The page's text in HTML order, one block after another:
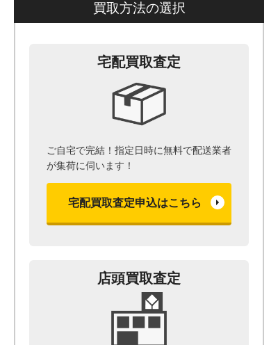
買取方法の選択
宅配買取査定
ご自宅で完結！指定日時に無料で配送業者
が集荷に伺います！
宅配買取査定申込はこちら
店頭買取査定